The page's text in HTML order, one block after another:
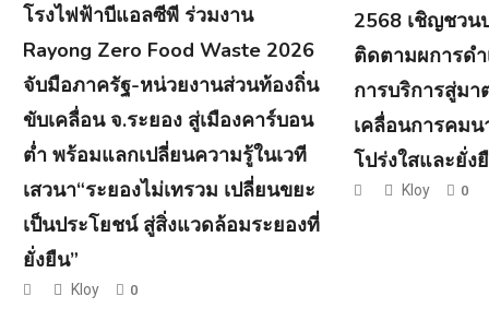
โรงไฟฟ้าบีแอลซีพี ร่วมงาน
Rayong Zero Food Waste 2026
จับมือภาครัฐ-หน่วยงานส่วนท้องถิ่น
ขับเคลื่อน จ.ระยอง สู่เมืองคาร์บอน
ต่ำ พร้อมแลกเปลี่ยนความรู้ในเวที
เสวนา“ระยองไม่เทรวม เปลี่ยนขยะ
เป็นประโยชน์ สู่สิ่งแวดล้อมระยองที่
ยั่งยืน”
Kloy 0
2568 เชิญชวน
ติดตามผการด
การบริการสู่ม
เคลื่อนการคม
โปร่งใสและยั่ง
Kloy 0